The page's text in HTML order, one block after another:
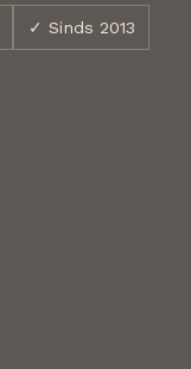
✓ Sinds 2013